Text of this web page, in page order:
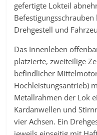
gefertigte Lokteil
Drehgestell und
Das Innenleben
platzierte, zweiteilige
befindlicher
Hochleistungsantrieb)
Metallrahmen der Lok
Kardanwellen und
vier Achsen. Ein